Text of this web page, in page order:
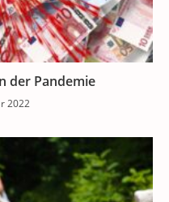
der Pandemie
2022